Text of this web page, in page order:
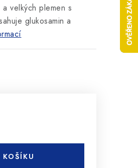
velkých plemen s
glukosamin a